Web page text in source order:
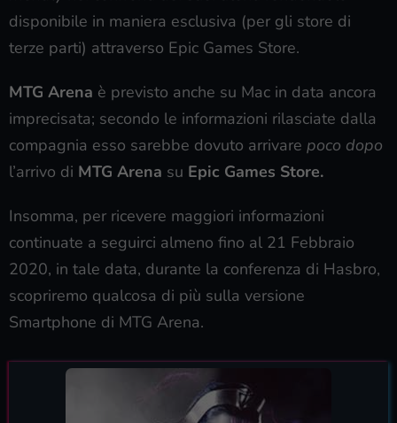
disponibile in maniera esclusiva (per gli store di
terze parti) attraverso Epic Games Store.
MTG Arena è previsto anche su Mac in data ancora
imprecisata; secondo le informazioni rilasciate dalla
compagnia esso sarebbe dovuto arrivare poco dopo
l’arrivo di MTG Arena su Epic Games Store.
Insomma, per ricevere maggiori informazioni
continuate a seguirci almeno fino al 21 Febbraio
2020, in tale data, durante la conferenza di Hasbro,
scopriremo qualcosa di più sulla versione
Smartphone di MTG Arena.